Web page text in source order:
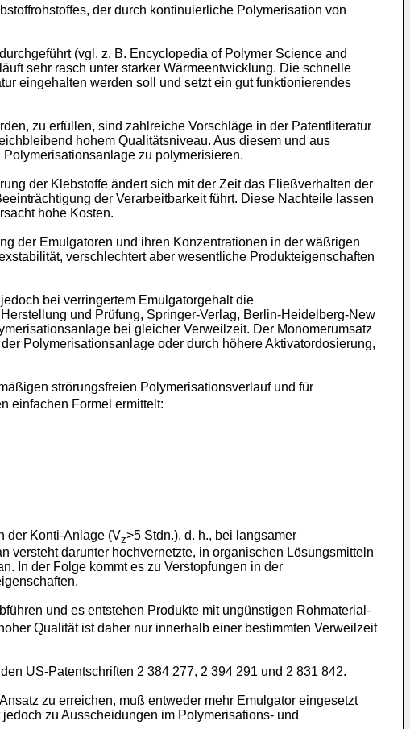
der durch kontinuierliche Polymerisation von
(vgl. z. B. Encyclopedia of Polymer Science and
sehr rasch unter starker Wärmeentwicklung. Die schnelle
eingehalten werden soll und setzt ein gut funktionierendes
zu erfüllen, sind zahlreiche Vorschläge in der Patentliteratur
hohem Qualitätsniveau. Aus diesem und aus
zu polymerisieren.
der Klebstoffe ändert sich mit der Zeit das Fließverhalten der
der Verarbeitbarkeit führt. Diese Nachteile lassen
hohe Kosten.
der Emulgatoren und ihren Konzentrationen in der wäßrigen
verschlechtert aber wesentliche Produkteigenschaften
bei verringertem Emulgatorgehalt die
und Prüfung, Springer-Verlag, Berlin-Heidelberg-New
bei gleicher Verweilzeit. Der Monomerumsatz
Polymerisationsanlage oder durch höhere Aktivatordosierung,
strörungsfreien Polymerisationsverlauf und für
einfachen Formel ermittelt:
der Konti-Anlage (Vz>5 Stdn.), d. h., bei langsamer
versteht darunter hochvernetzte, in organischen Lösungsmitteln
In der Folge kommt es zu Verstopfungen in der
und es entstehen Produkte mit ungünstigen Rohmaterial-
Qualität ist daher nur innerhalb einer bestimmten Verweilzeit
US-Patentschriften 2 384 277, 2 394 291 und 2 831 842.
zu erreichen, muß entweder mehr Emulgator eingesetzt
zu Ausscheidungen im Polymerisations- und